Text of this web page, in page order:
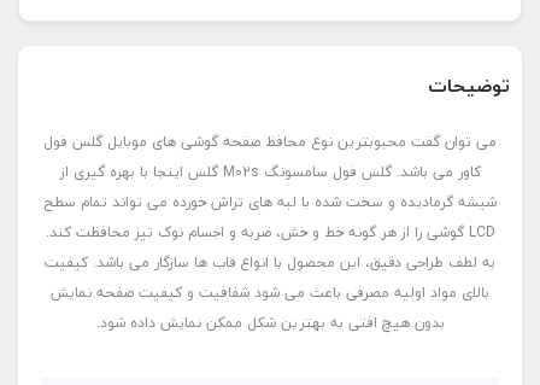
توضیحات
می توان گفت محبوبترین نوع محافظ صفحه گوشی های موبایل گلس فول
کاور می باشد. گلس فول سامسونگ M02s گلس اینجا با بهره گیری از
شیشه گرمادیده و سخت شده با لبه های تراش خورده می تواند تمام سطح
LCD گوشی را از هر گونه خط و خش، ضربه و اجسام نوک تیز محافظت کند.
به لطف طراحی دقیق، این محصول با انواع قاب ها سازگار می باشد. کیفیت
بالای مواد اولیه مصرفی باعث می شود شفافیت و کیفیت صفحه نمایش
بدون هیچ افتی به بهترین شکل ممکن نمایش داده شود.